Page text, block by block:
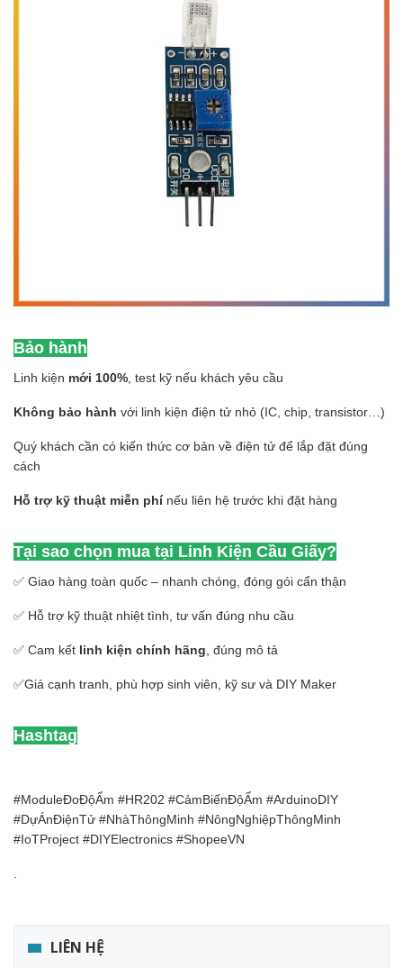
Bảo hành
Linh kiện mới 100%, test kỹ nếu khách yêu cầu
Không bảo hành với linh kiện điện tử nhỏ (IC, chip, transistor…)
Quý khách cần có kiến thức cơ bản về điện tử để lắp đặt đúng
cách
Hỗ trợ kỹ thuật miễn phínếu liên hệ trước khi đặt hàng
Tại sao chọn mua tại Linh Kiện Cầu Giấy?
✅ Giao hàng toàn quốc – nhanh chóng, đóng gói cẩn thận
✅ Hỗ trợ kỹ thuật nhiệt tình, tư vấn đúng nhu cầu
✅ Cam kết linh kiện chính hãng, đúng mô tả
✅Giá cạnh tranh, phù hợp sinh viên, kỹ sư và DIY Maker
Hashtag
#ModuleĐoĐộẨm #HR202 #CảmBiếnĐộẨm #ArduinoDIY
#DựÁnĐiệnTử #NhàThôngMinh #NôngNghiệpThôngMinh
#IoTProject #DIYElectronics #ShopeeVN
.
LIÊN HỆ